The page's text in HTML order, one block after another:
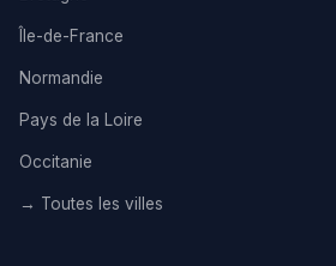
Île-de-France
Normandie
Pays de la Loire
Occitanie
→ Toutes les villes